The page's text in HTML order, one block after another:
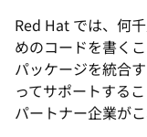
Red Hat では、何
めのコードを書く
パッケージを統合
ってサポートする
パートナー企業が